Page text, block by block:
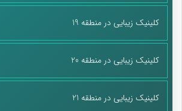
کلینیک زیبایی در منطقه 19
کلینیک زیبایی در منطقه 20
کلینیک زیبایی در منطقه 21